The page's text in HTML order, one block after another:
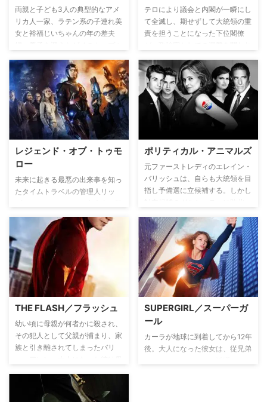
両親と子ども3人の典型的なアメ
リカ人一家、ラテン系の子連れ美
女と裕福じいちゃんの年の差夫
ドタバタコメディー。タイトルの
通り”モダン＝現代の”家族模様を
描いた本作は、多種多様な文化が
往来し、家族の形もさまざまな現
在のアメリカらしい多文化家族が
登場する。
テロにより議会と内閣が一瞬にし
て全滅し、期せずして大統領の重
責を担うことになった下位閣僚
て、多くの若いスタッフと共に政
府を再建する。と同時に、テロの
目的や犯人、内通者を探すために
FBIが多くの犠牲を払いながら隠
された真実に迫っていく。
レジェンド・オブ・トゥモ
ロー
未来に起きる最悪の出来事を知っ
たタイムトラベルの管理人リッ
止するため、ヒーローとヴィラン
を集めた混成チームを結成。個性
豊かすぎる異色のチームが危機か
ら世界を救って《レジェンド》に
なるべく、様々な時代を飛び越え
て戦っていくSFアクション。
ポリティカル・アニマルズ
元ファーストレディのエレイン・
バリッシュは、自らも大統領を目
指し予備選に立候補する。しかし
を悩ませてきた夫であり元大統領
のバドと離婚する。さらにはガル
セッティ陣営の応援にまわり、再
出発をするのだった。2年後―。
大統領となったガルセッティのも
とで国務長官を務めるエレイン
は、華々しい活躍によってまさに
時の人となっていた。その矢先、
女性記者スーザンに息子のTJが
ゲイで薬物依存症であることを突
き止められてしまう。さらに、米
THE FLASH／フラッシュ
幼い頃に母親が何者かに殺され、
その犯人として父親が捕まり、家
族と引き離されてしまったバリ
すべく、科学の道へ進む。ところ
がある日、粒子加速器の爆発の影
SUPERGIRL／スーパーガ
ール
カーラが地球に到着してから12年
後。大人になった彼女は、従兄弟